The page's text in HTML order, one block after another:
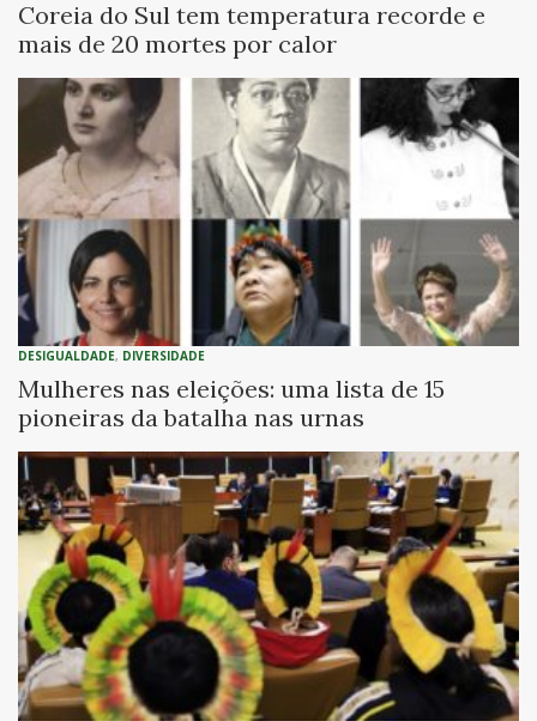
Coreia do Sul tem temperatura recorde e
mais de 20 mortes por calor
DESIGUALDADE, DIVERSIDADE
Mulheres nas eleições: uma lista de 15
pioneiras da batalha nas urnas